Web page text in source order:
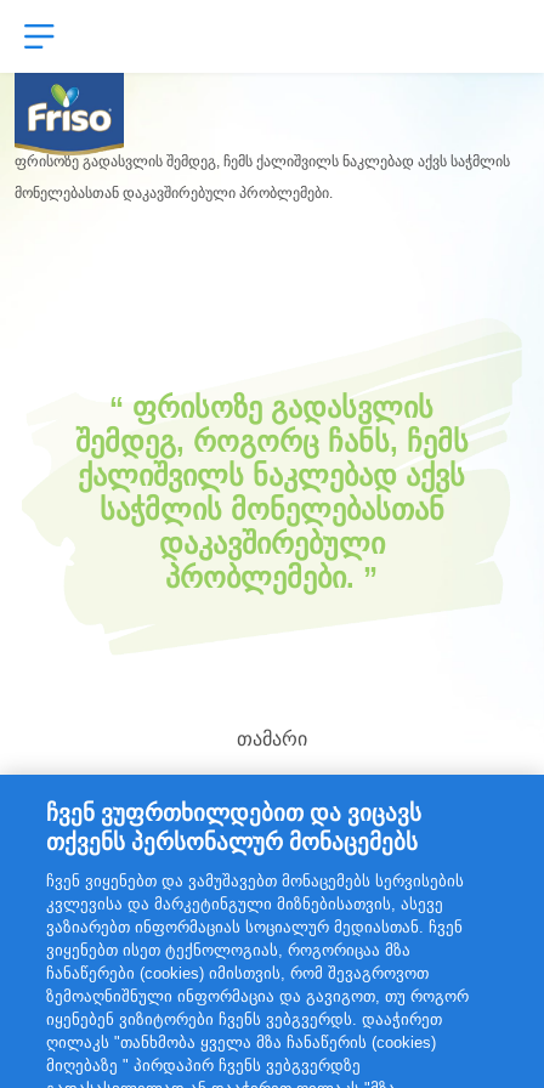
main
content
ფრისოზე გადასვლის შემდეგ, ჩემს ქალიშვილს ნაკლებად აქვს საჭმლის
მონელებასთან დაკავშირებული პრობლემები.
ფრისოზე გადასვლის
შემდეგ, როგორც ჩანს, ჩემს
ქალიშვილს ნაკლებად აქვს
საჭმლის მონელებასთან
დაკავშირებული
პრობლემები.
თამარი
კონფიდენციალურობის პარამეტრები
გამოყენების წესები
დაგვიკავშრდით
ჩვენ ვუფრთხილდებით და ვიცავს
თქვენს პერსონალურ მონაცემებს
ჩვენ ვიყენებთ და ვამუშავებთ მონაცემებს სერვისების
კვლევისა და მარკეტინგული მიზნებისათვის, ასევე
ვაზიარებთ ინფორმაციას სოციალურ მედიასთან. ჩვენ
ვიყენებთ ისეთ ტექნოლოგიას, როგორიცაა მზა
ჩანაწერები (cookies) იმისთვის, რომ შევაგროვოთ
ზემოაღნიშნული ინფორმაცია და გავიგოთ, თუ როგორ
იყენებენ ვიზიტორები ჩვენს ვებგვერდს. დააჭირეთ
ღილაკს "თანხმობა ყველა მზა ჩანაწერის (cookies)
მიღებაზე " პირდაპირ ჩვენს ვებგვერდზე